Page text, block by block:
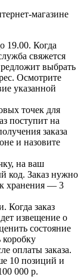
магазине
19.00. Когда
свяжется
выбрать
Осмотрите
указанной
точек для
поступит на
заказа
и назовите
на ваш
код. Заказ нужно
хранения — 3
Когда заказ
извещение о
состояние
коробку
оплаты заказа.
10 позиций и
000 р.